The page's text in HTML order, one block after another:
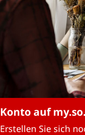
Konto auf
Erstellen Sie sich